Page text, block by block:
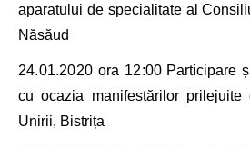
aparatului de specialitate al
Năsăud
24.01.2020 ora 12:00 Participare
cu ocazia manifestărilor
Unirii, Bistrița